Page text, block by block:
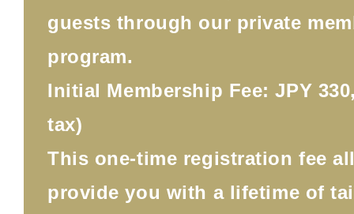
guests through our private
program.
Initial Membership Fee: JPY
tax)
This one-time registration fee
provide you with a lifetime of